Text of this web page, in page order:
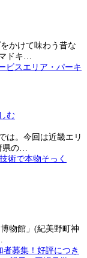
かけて味わう昔な
ドキ…
む
は。今回は近畿エリ
県の…
物館」(紀美野町神